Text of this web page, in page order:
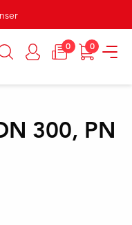
0 0
300, PN